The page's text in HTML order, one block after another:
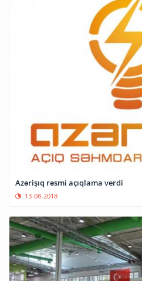
Azərişıq rəsmi açıqlama verdi
13-08-2018